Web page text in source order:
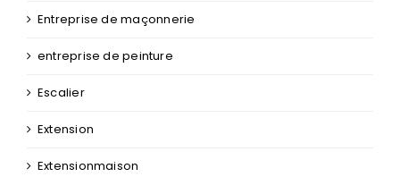
Entreprise de maçonnerie
entreprise de peinture
Escalier
Extension
Extensionmaison